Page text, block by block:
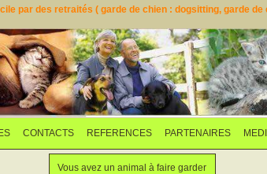
par des retraités ( garde de chien : dogsitting, garde
garder un animal
CONTACTS REFERENCES PARTENAIRES
Vous avez un animal à faire garder